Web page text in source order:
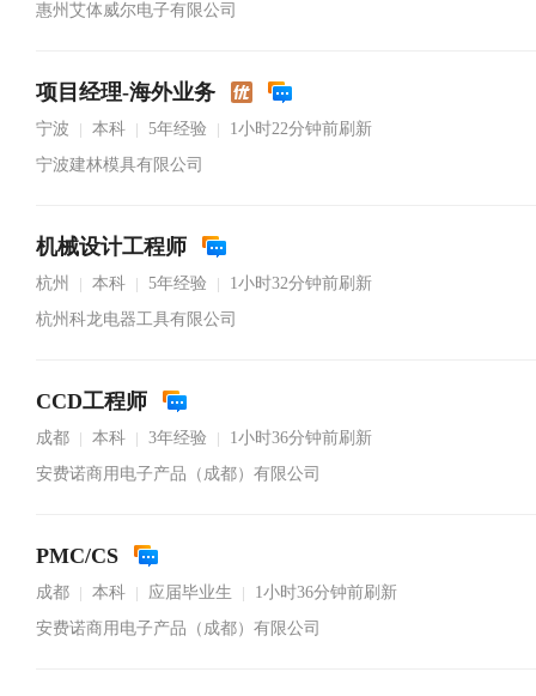
惠州艾体威尔电子有限公司
项目经理-海外业务
宁波 本科 5年经验
1小时22分钟前刷新
宁波建林模具有限公司
机械设计工程师
杭州 本科 5年经验
1小时32分钟前刷新
杭州科龙电器工具有限公司
CCD工程师
成都 本科 3年经验
1小时36分钟前刷新
安费诺商用电子产品（成都）有限公司
PMC/CS
成都 本科 应届毕业生
1小时36分钟前刷新
安费诺商用电子产品（成都）有限公司